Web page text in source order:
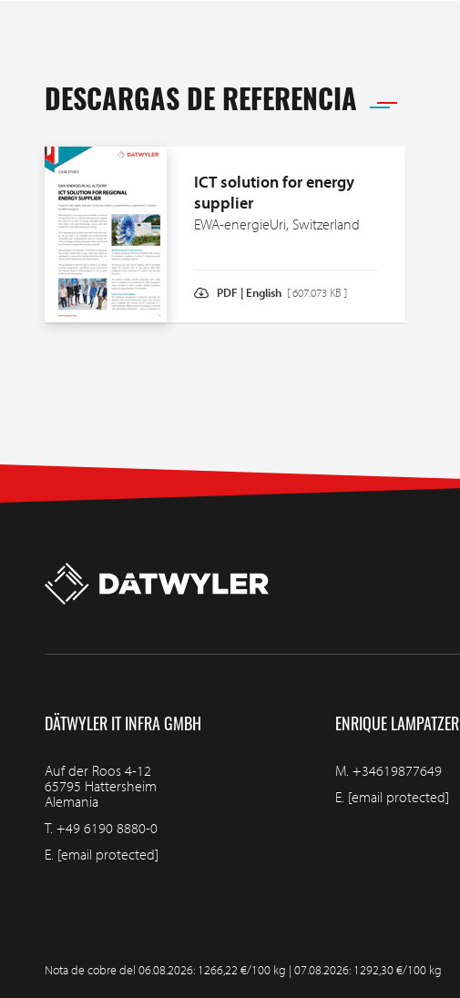
DESCARGAS DE REFERENCIA
ICT solution for energy
supplier
EWA-energieUri, Switzerland
PDF | English [ 607.073 KB ]
DÄTWYLER IT INFRA GMBH
Auf der Roos 4-12
65795 Hattersheim
Alemania
T. +49 6190 8880-0
E. [email protected]
ENRIQUE LAMPATZER
M. +34619877649
E. [email protected]
Nota de cobre del 06.08.2026: 1266,22 €/100 kg | 07.08.2026: 1292,30 €/100 kg